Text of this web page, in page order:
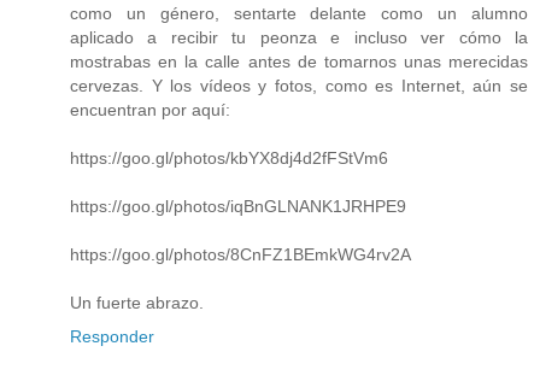
como un género, sentarte delante como un alumno
aplicado a recibir tu peonza e incluso ver cómo la
mostrabas en la calle antes de tomarnos unas merecidas
cervezas. Y los vídeos y fotos, como es Internet, aún se
encuentran por aquí:
https://goo.gl/photos/kbYX8dj4d2fFStVm6
https://goo.gl/photos/iqBnGLNANK1JRHPE9
https://goo.gl/photos/8CnFZ1BEmkWG4rv2A
Un fuerte abrazo.
Responder